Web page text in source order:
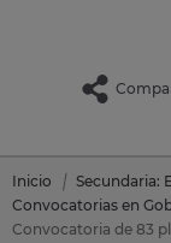
Inicio
Secundaria:
Convocatorias en